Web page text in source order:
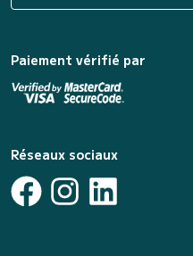
Paiement vérifié par
Réseaux sociaux